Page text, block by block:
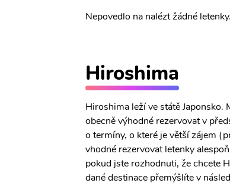
Nepovedlo na nalézt žádné letenky.
Hiroshima
Hiroshima leží ve státě
obecně výhodné rezervovat v
o termíny, o které je větší zájem
vhodné rezervovat letenky
pokud jste rozhodnuti, že chcete
dané destinace přemýšlíte v